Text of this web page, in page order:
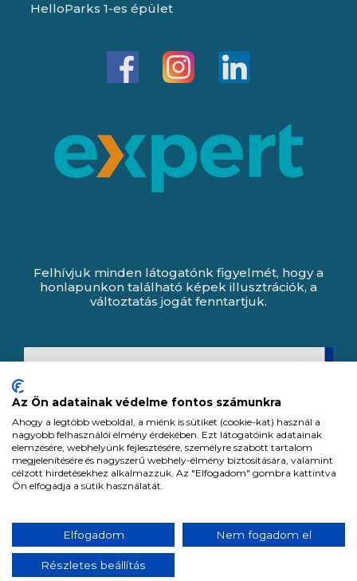
HelloParks 1-es épület
Felhívjuk minden látogatónk figyelmét, hogy a
honlapunkon található képek illusztrációk, a
változtatás jogát fenntartjuk.
Minden jog fenntartva. All rights reserved.
Tervezte és készítette:
Az Ön adatainak védelme fontos számunkra
Ahogy a legtöbb weboldal, a miénk is sütiket (cookie-kat) használ a
nagyobb felhasználói élmény érdekében. Ezt látogatóink adatainak
elemzésére, webhelyünk fejlesztésére, személyre szabott tartalom
megjelenítésére és nagyszerű webhely-élmény biztosítására, valamint
célzott hirdetésekhez alkalmazzuk. Az "Elfogadom" gombra kattintva
Ön elfogadja a sütik használatát.
Elfogadom Nem fogadom el
Részletes beállítás